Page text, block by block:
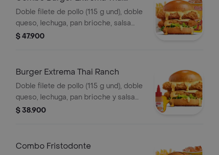
Ranch
Doble filete de pollo (115 g und), doble
queso, lechuga, pan brioche, salsa
Thai ranch, francesa mediana (60 g) y
$ 47.900
Burger Extrema Thai Ranch
Doble filete de pollo (115 g und), doble
queso, lechuga, pan brioche y salsa
Thai ranch
$ 38.900
Combo Fristodonte